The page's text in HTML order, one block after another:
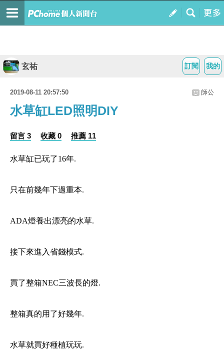
我的
訂閱
玄祐
2019-08-11 20:57:50 師公
水草缸LED照明DIY
留言 3 收藏 0 推薦 11
水草缸已玩了16年.
只在前幾年下過重本.
ADA燈養出漂亮的水草.
接下來進入省錢模式.
買了整箱NEC三波長的燈.
整箱真的用了好幾年.
水草就買好種植玩玩.